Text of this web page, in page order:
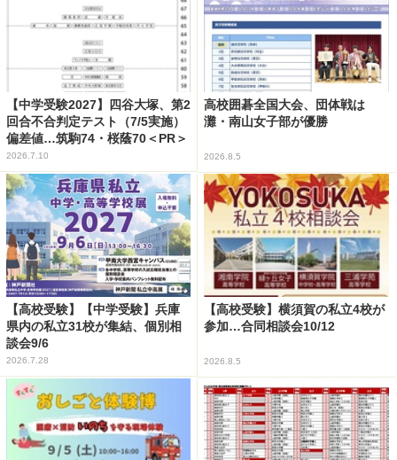
【中学受験2027】四谷大塚、第2
回合不合判定テスト（7/5実施）
偏差値…筑駒74・桜蔭70＜PR＞
2026.7.10
高校囲碁全国大会、団体戦は
灘・南山女子部が優勝
2026.8.5
【高校受験】【中学受験】兵庫
県内の私立31校が集結、個別相
談会9/6
2026.7.28
【高校受験】横須賀の私立4校が
参加…合同相談会10/12
2026.8.5